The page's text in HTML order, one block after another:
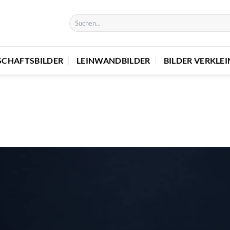
LEINWANDBILDER BILDER